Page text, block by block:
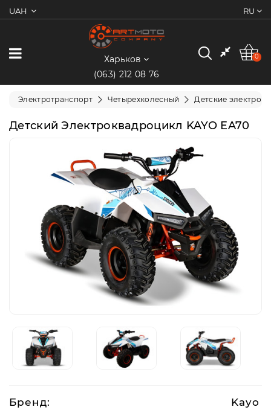
UAH RU
0
Категории
Мотоциклы
Электротранспорт
Экипировка
Запчасти
Харьков
(063) 212 08 76
0
Электротранспорт Четырехколесный Детские
Детский Электроквадроцикл KAYO EA70
Бренд:
Kayo